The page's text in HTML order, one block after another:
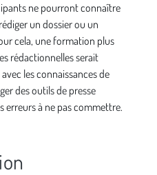
ne pourront connaître
un dossier ou un
cela, une formation plus
rédactionnelles serait
les connaissances de
des outils de presse
erreurs à ne pas commettre.